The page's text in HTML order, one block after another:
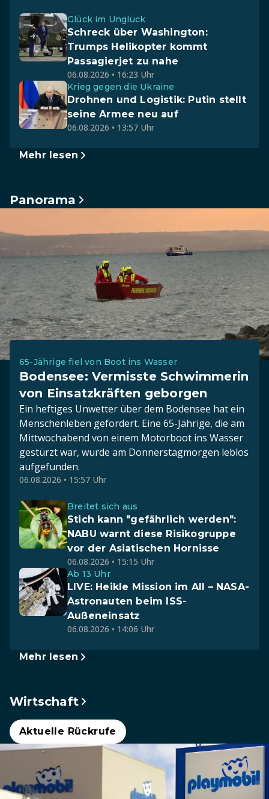
Glück im Unglück
Schreck über Washington:
Trumps Helikopter kommt
Passagierjet zu nahe
06.08.2026 • 16:23 Uhr
Krieg gegen die Ukraine
Drohnen und Logistik: Putin stellt
seine Armee neu auf
06.08.2026 • 13:57 Uhr
Mehr lesen
Panorama
65-Jährige fiel von Boot ins Wasser
Bodensee: Vermisste Schwimmerin
von Einsatzkräften geborgen
Ein heftiges Unwetter über dem Bodensee hat ein
Menschenleben gefordert. Eine 65-Jährige, die am
Mittwochabend von einem Motorboot ins Wasser
gestürzt war, wurde am Donnerstagmorgen leblos
aufgefunden.
06.08.2026 • 15:57 Uhr
Breitet sich aus
Stich kann "gefährlich werden":
NABU warnt diese Risikogruppe
vor der Asiatischen Hornisse
06.08.2026 • 15:15 Uhr
Ab 13 Uhr
LIVE: Heikle Mission im All – NASA-
Astronauten beim ISS-
Außeneinsatz
06.08.2026 • 14:06 Uhr
Mehr lesen
Wirtschaft
Aktuelle Rückrufe